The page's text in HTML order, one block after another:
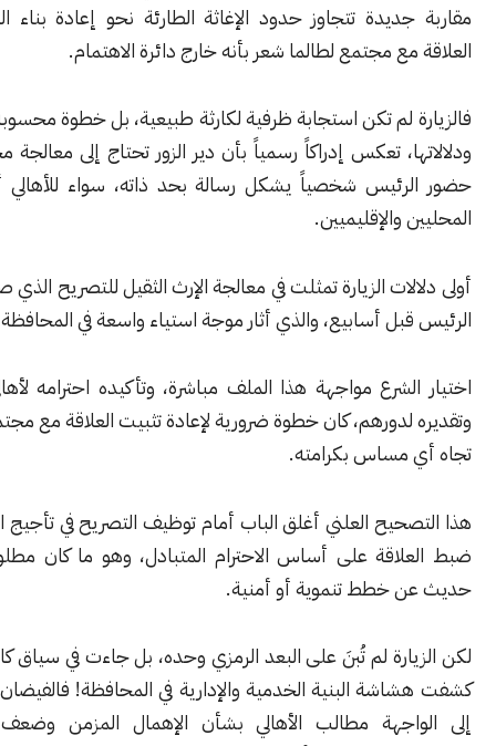
تتجاوز حدود الإغاثة الطارئة نحو إعادة بناء الثقة وترميم
مجتمع لطالما شعر بأنه خارج دائرة الاهتمام.
لم تكن استجابة ظرفية لكارثة طبيعية، بل خطوة محسوبة في توقيتها
تعكس إدراكاً رسمياً بأن دير الزور تحتاج إلى معالجة مختلفة، وأن
شخصياً يشكل رسالة بحد ذاته، سواء للأهالي أو للفاعلين
والإقليميين.
الزيارة تمثلت في معالجة الإرث الثقيل للتصريح الذي صدر عن والد
أسابيع، والذي أثار موجة استياء واسعة في المحافظة.
مواجهة هذا الملف مباشرة، وتأكيده احترامه لأهالي دير الزور
لدورهم، كان خطوة ضرورية لإعادة تثبيت العلاقة مع مجتمع حساس
مساس بكرامته.
العلني أغلق الباب أمام توظيف التصريح في تأجيج التوتر، وأعاد
على أساس الاحترام المتبادل، وهو ما كان مطلوباً قبل أي
خطط تنموية أو أمنية.
لم تُبنَ على البعد الرمزي وحده، بل جاءت في سياق كارثة إنسانية
البنية الخدمية والإدارية في المحافظة! فالفيضان الأخير أعاد
مطالب الأهالي بشأن الإهمال المزمن وضعف الاستجابة